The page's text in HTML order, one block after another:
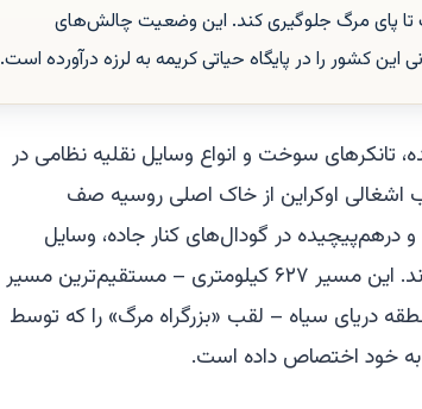
تا پای مرگ جلوگیری کند. این وضعیت چالش‌های
کشور را در پایگاه حیاتی کریمه به لرزه درآورده است.
تانکرهای سوخت و انواع وسایل نقلیه نظامی در
اشغالی اوکراین از خاک اصلی روسیه صف
در گودال‌های کنار جاده، وسایل
نقلیه تدارکاتی هستند که هرگز به مقصد نرسیدند. این مسیر ۶۲۷ کیلومتری – مستقیم‌ترین مسیر
دریای سیاه – لقب «بزرگراه مرگ» را که توسط
به خود اختصاص داده است.